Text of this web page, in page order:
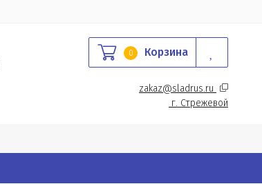
0 Корзина
zakaz@sladrus.ru
г. Стрежевой